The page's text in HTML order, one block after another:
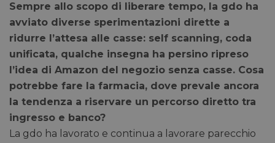
Sempre allo scopo di liberare tempo, la gdo ha
avviato diverse sperimentazioni dirette a
ridurre l’attesa alle casse: self scanning, coda
unificata, qualche insegna ha persino ripreso
l’idea di Amazon del negozio senza casse. Cosa
potrebbe fare la farmacia, dove prevale ancora
la tendenza a riservare un percorso diretto tra
ingresso e banco?
La gdo ha lavorato e continua a lavorare parecchio